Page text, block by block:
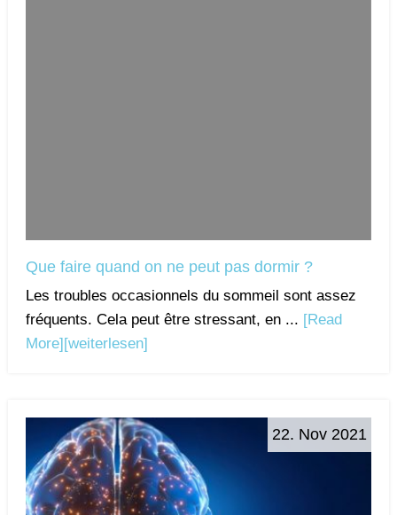
Que faire quand on ne peut pas dormir ?
Les troubles occasionnels du sommeil sont assez
fréquents. Cela peut être stressant, en ... [Read
More][weiterlesen]
22. Nov 2021